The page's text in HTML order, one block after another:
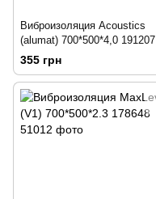
Виброизоляция Acoustics
(alumat) 700*500*4,0 191207
355 грн